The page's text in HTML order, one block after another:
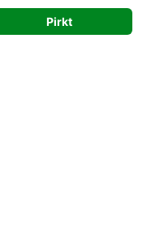
was:
180,00 €.
is:
Pirkt